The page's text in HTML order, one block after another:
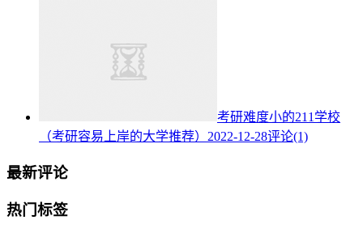
考研难度小的211学校
（考研容易上岸的大学推荐） 2022-12-28评论(1)
最新评论
热门标签